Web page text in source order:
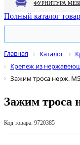
Полный каталог
Главная Каталог
Крепеж из
Зажим троса нерж.
Зажим троса
Код товара: 9720385